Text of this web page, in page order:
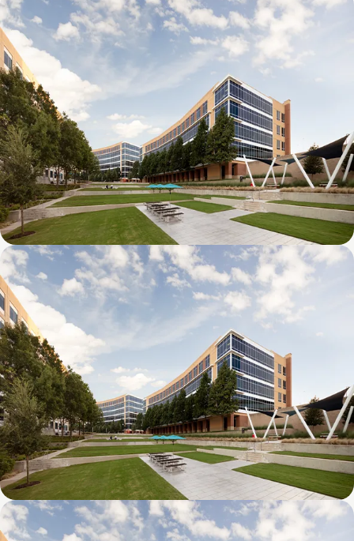
8600 NW 17th Street (FL)
Galatyn D- 1011 Galatyn Parkway
Galatyn C- 2380 Performance Drive